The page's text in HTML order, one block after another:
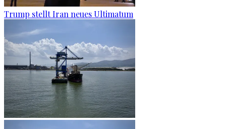
Trump stellt Iran neues Ultimatum